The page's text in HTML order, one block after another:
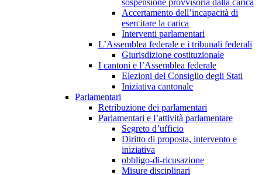
sospensione provvisoria dalla carica
Accertamento dell’incapacità di
esercitare la carica
Interventi parlamentari
L’Assemblea federale e i tribunali federali
Giurisdizione costituzionale
I cantoni e l’Assemblea federale
Elezioni del Consiglio degli Stati
Iniziativa cantonale
Parlamentari
Retribuzione dei parlamentari
Parlamentari e l’attività parlamentare
Segreto d’ufficio
Diritto di proposta, intervento e
iniziativa
obbligo-di-ricusazione
Misure disciplinari